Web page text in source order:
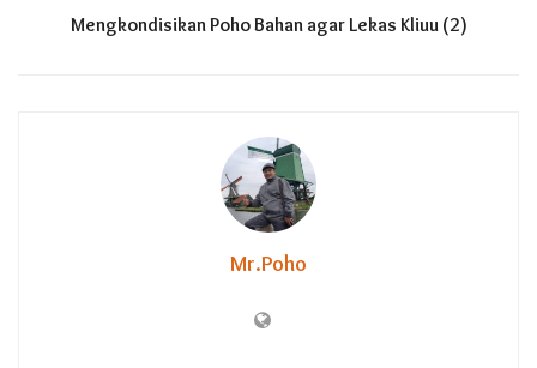
Mengkondisikan Poho Bahan agar Lekas Kliuu (2)
Mr.Poho